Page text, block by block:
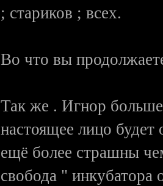
; стариков ; всех.
Во что вы
Так же . Игнор
настоящее лицо будет
ещё более страшны
свобода "